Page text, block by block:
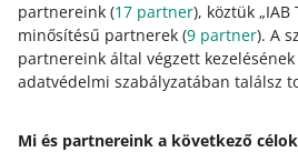
partnereink (17 partner), köztük
minősítésű partnerek (9 partner). A
partnereink által végzett
adatvédelmi szabályzatában találsz
Mi és partnereink a következő
Te döntöd el, mikor utalod át az
összegeket a bankszámládra.
dátumának nem kell megegyeznie
amikor a pénz befizetésre került a
napon került jóváírásra a fizetési